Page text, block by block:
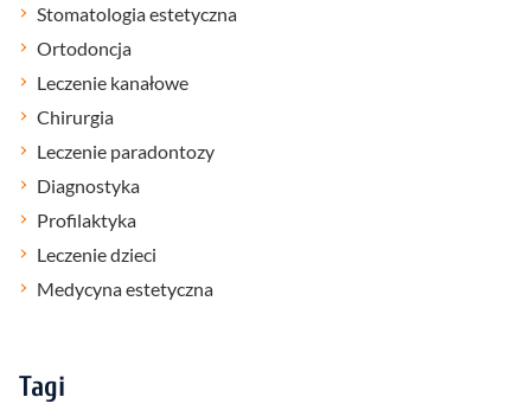
Stomatologia estetyczna
Ortodoncja
Leczenie kanałowe
Chirurgia
Leczenie paradontozy
Diagnostyka
Profilaktyka
Leczenie dzieci
Medycyna estetyczna
Tagi